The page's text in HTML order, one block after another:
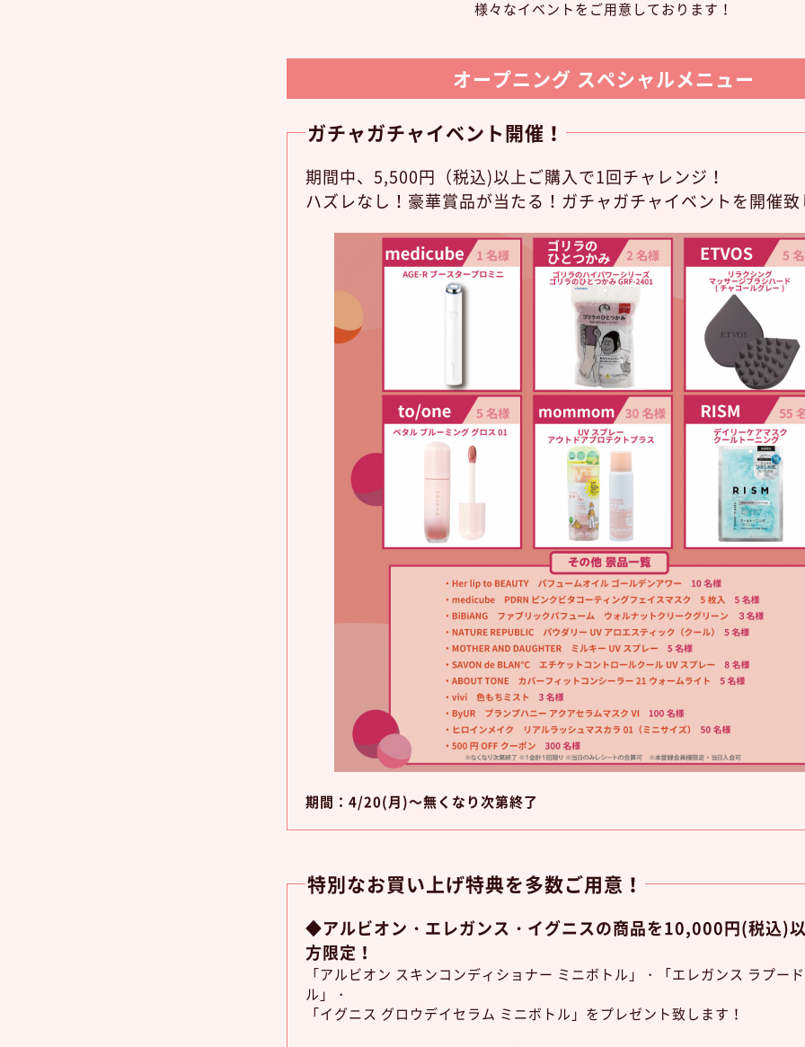
様々なイベントをご用意しております！
オープニング スペシャルメニュー
ガチャガチャイベント開催！
期間中、5,500円（税込)以上ご購入で1回チャレンジ！
ハズレなし！豪華賞品が当たる！ガチャガチャイベントを開催
期間：4/20(月)～無くなり次第終了
特別なお買い上げ特典を多数ご用意！
◆アルビオン・エレガンス・イグニスの商品を10,000円(税込)
方限定！
「アルビオン スキンコンディショナー ミニボトル」・「エレガンス ラプー
ル」・
「イグニス グロウデイセラム ミニボトル」をプレゼント致します！